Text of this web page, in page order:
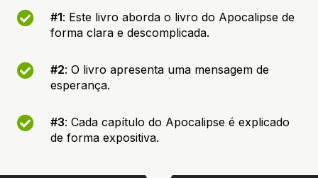
#1: Este livro aborda o livro do Apocalipse de
forma clara e descomplicada.
#2: O livro apresenta uma mensagem de
esperança.
#3: Cada capítulo do Apocalipse é explicado
de forma expositiva.